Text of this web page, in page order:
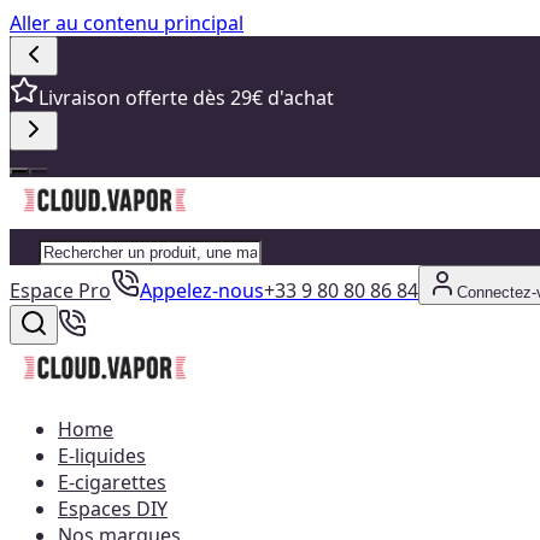
Aller au contenu principal
Livraison offerte dès 29€ d'achat
Espace Pro Appelez-nous+33 9 80 80 86 84 Connectez-
Home
E-liquides
E-cigarettes
Espaces DIY